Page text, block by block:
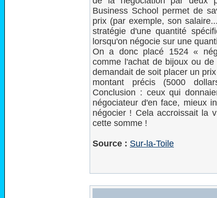
Business School permet de
prix (par exemple, son
stratégie d'une quantité
lorsqu'on négocie sur une
On a donc placé 1524 «
comme l'achat de bijoux ou
demandait de soit placer un
montant précis (5000
Conclusion : ceux qui
négociateur d'en face, mieux
négocier ! Cela accroissait la
cette somme !
Source : Sur-la-Toile